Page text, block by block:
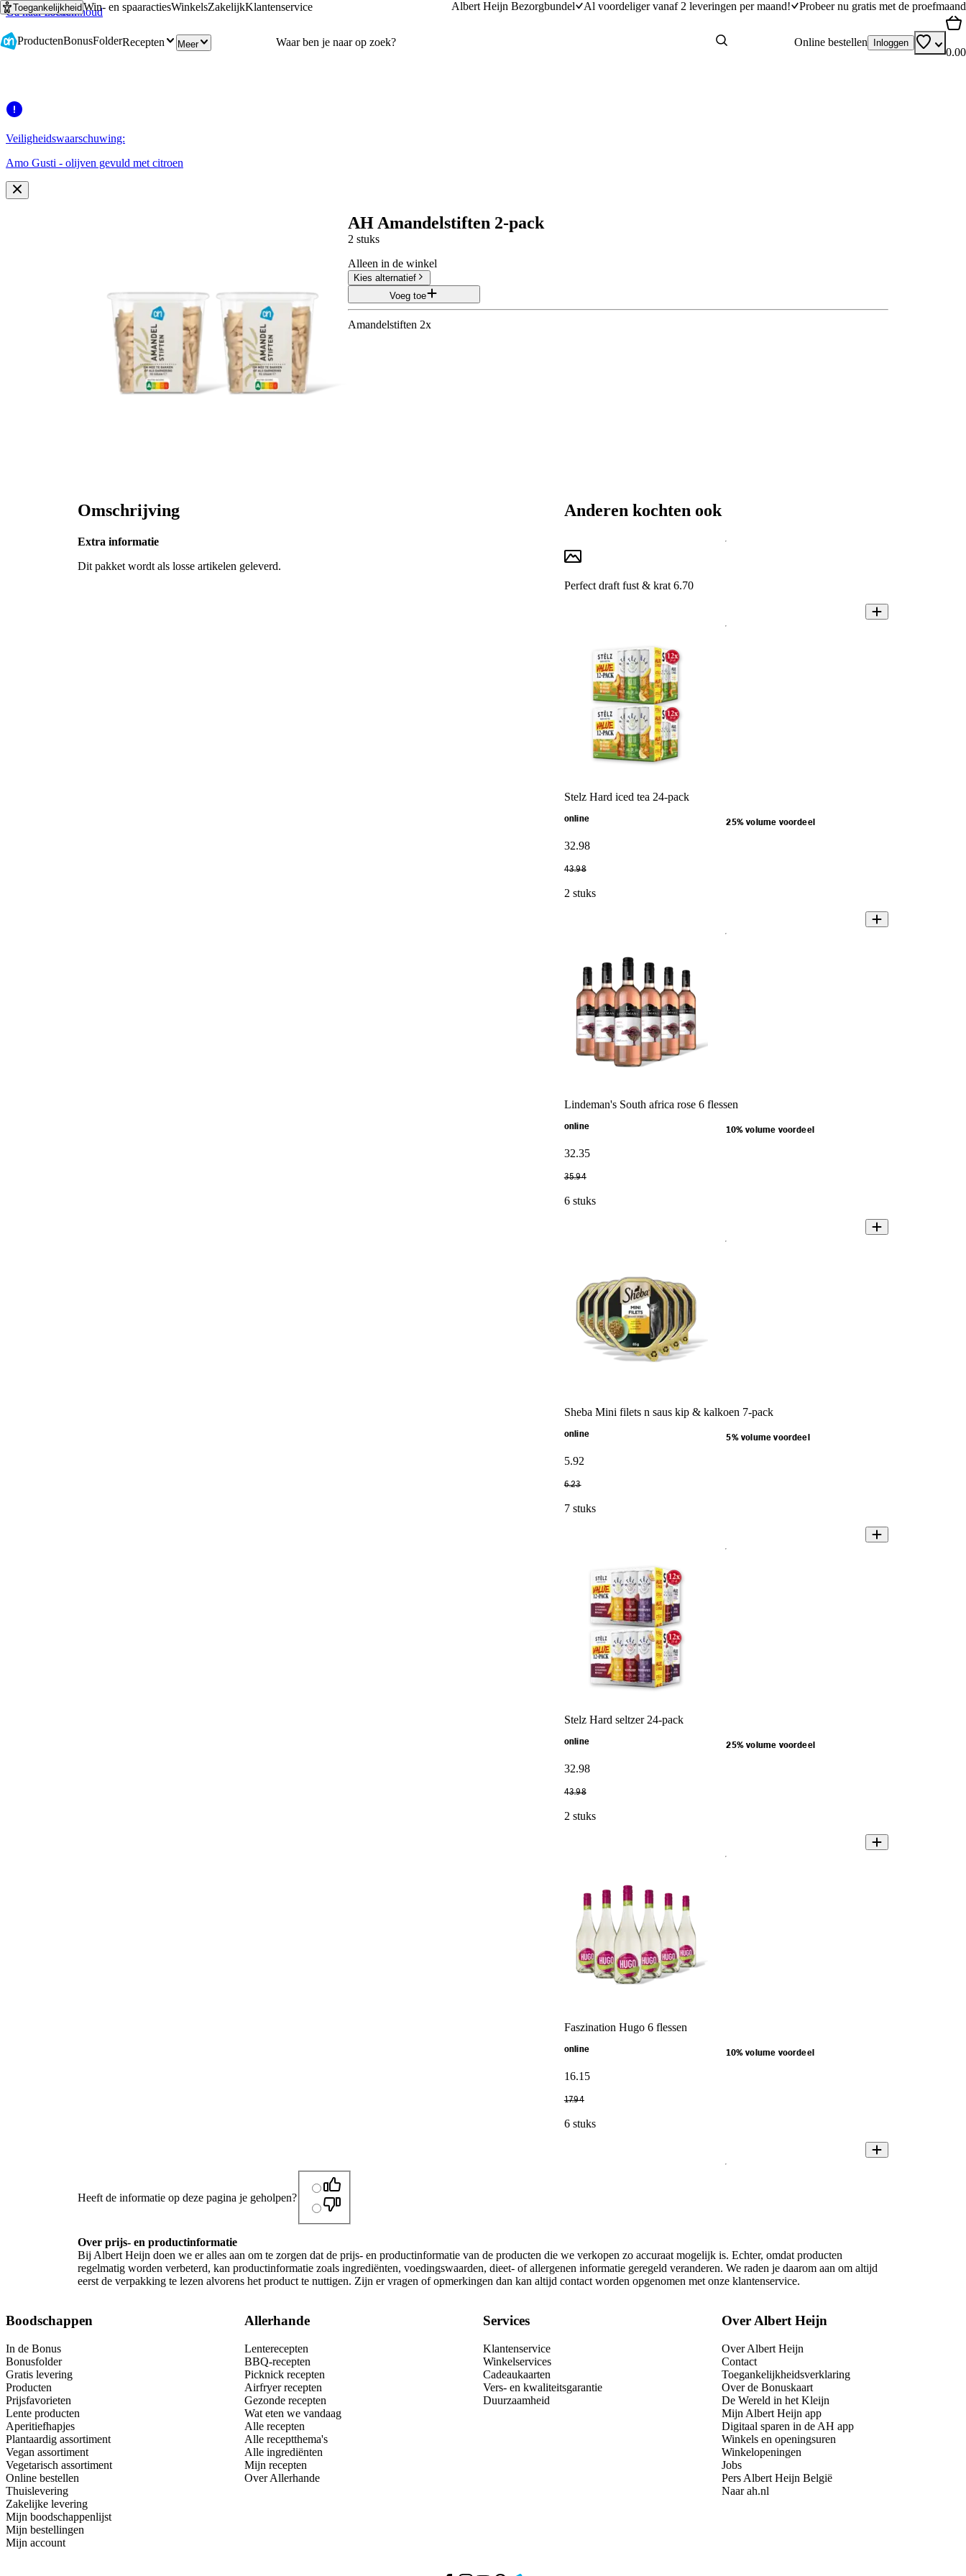
Ga naar hoofdinhoud
Ga naar zoeken
ToegankelijkheidWin- en spaaractiesWinkelsZakelijkKlantenservice Albert Heijn Bezorgbundel Al voordeliger vanaf 2 leveringen per maand! Probeer nu gratis met de proefmaand
ProductenBonusFolderRecepten Meer Online bestellen Inloggen
0.00
Veiligheidswaarschuwing:
Amo Gusti - olijven gevuld met citroen
AH Amandelstiften 2-pack
2 stuks
Alleen in de winkel
Kies alternatief
Voeg toe
Amandelstiften 2x
Omschrijving
Extra informatie
Dit pakket wordt als losse artikelen geleverd.
Anderen kochten ook
Perfect draft fust & krat 6.70
Stelz Hard iced tea 24-pack
online 25% volume voordeel
32.98
43.98
2 stuks
Lindeman's South africa rose 6 flessen
online 10% volume voordeel
32.35
35.94
6 stuks
Sheba Mini filets n saus kip & kalkoen 7-pack
online 5% volume voordeel
5.92
6.23
7 stuks
Stelz Hard seltzer 24-pack
online 25% volume voordeel
32.98
43.98
2 stuks
Faszination Hugo 6 flessen
online 10% volume voordeel
16.15
17.94
6 stuks
Heeft de informatie op deze pagina je geholpen?
Over prijs- en productinformatie
Bij Albert Heijn doen we er alles aan om te zorgen dat de prijs- en productinformatie van de producten die we verkopen zo accuraat mogelijk is. Echter, omdat producten
regelmatig worden verbeterd, kan productinformatie zoals ingrediënten, voedingswaarden, dieet- of allergenen informatie geregeld veranderen. We raden je daarom aan om altijd
eerst de verpakking te lezen alvorens het product te nuttigen. Zijn er vragen of opmerkingen dan kan altijd contact worden opgenomen met onze klantenservice.
Boodschappen
In de Bonus
Bonusfolder
Gratis levering
Producten
Prijsfavorieten
Lente producten
Aperitiefhapjes
Plantaardig assortiment
Vegan assortiment
Vegetarisch assortiment
Online bestellen
Thuislevering
Zakelijke levering
Mijn boodschappenlijst
Mijn bestellingen
Mijn account
Allerhande
Lenterecepten
BBQ-recepten
Picknick recepten
Airfryer recepten
Gezonde recepten
Wat eten we vandaag
Alle recepten
Alle receptthema's
Alle ingrediënten
Mijn recepten
Over Allerhande
Services
Klantenservice
Winkelservices
Cadeaukaarten
Vers- en kwaliteitsgarantie
Duurzaamheid
Over Albert Heijn
Over Albert Heijn
Contact
Toegankelijkheidsverklaring
Over de Bonuskaart
De Wereld in het Kleijn
Mijn Albert Heijn app
Digitaal sparen in de AH app
Winkels en openingsuren
Winkelopeningen
Jobs
Pers Albert Heijn België
Naar ah.nl